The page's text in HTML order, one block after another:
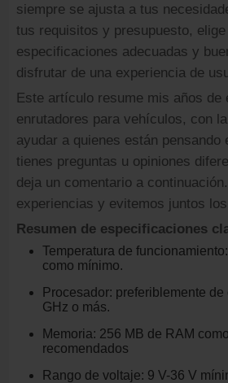
siempre se ajusta a tus
tus requisitos y presupuesto,
especificaciones adecuadas y
disfrutar de una experiencia de
Este artículo resume mis años de
enrutadores para vehículos, con
ayudar a quienes están pensando
tienes preguntas u opiniones
deja un comentario a
experiencias y evitemos juntos
Resumen de especificaciones
Temperatura de
como mínimo.
Procesador: preferiblemente de
GHz o más.
Memoria: 256 MB de RAM
recomendados
Rango de voltaje: 9 V-36 V